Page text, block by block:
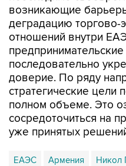
возникающие
деградацию торгово-
отношений внутри
предпринимательские
последовательно
доверие. По ряду
стратегические цели
полном объеме. Это
сосредоточиться на
уже принятых
ЕАЭС Армения Никол